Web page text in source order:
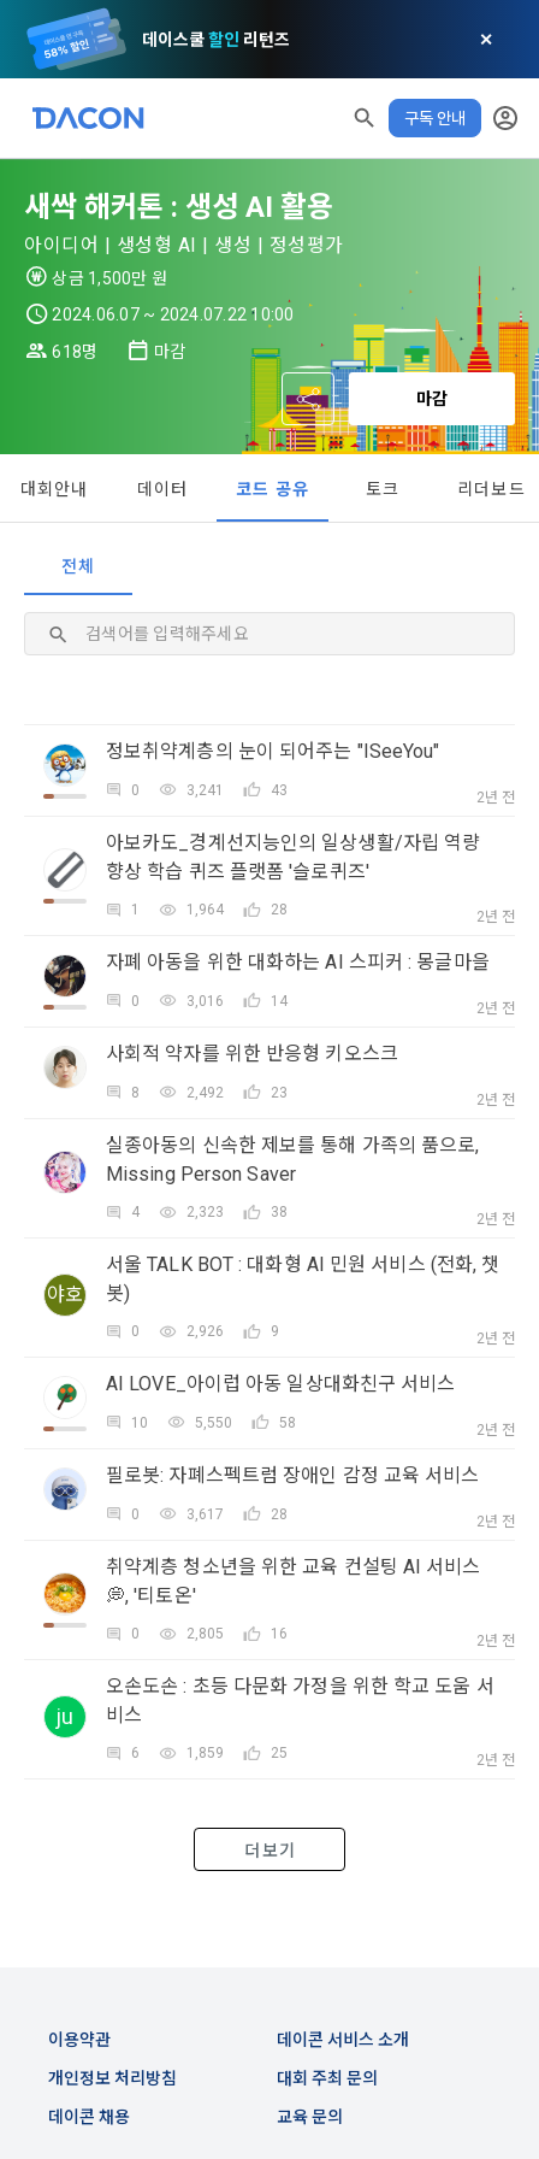
데이스쿨할인 리턴즈 ✕
구독 안내
닫기
✕ MY XP XP 안내
LEVEL 1
오늘의 XP
적립 XP 사용 XP
소셜 계정으로 로그인
구글 로그인
아직 데이콘 계정이 없나요? 회원가입
메일 인증 필요
로그인 하시려면 아래 이메일로 인증이 필요합니다. 이메일을 다
시 보내시겠습니까?
[데이콘] 회원가입 인증메일
데이콘 회원가입을 환영합니다. 메일 인증은 데이콘 회원가입
을 위한 필수 절차입니다. 아래 이메일을 인증하여 회원가입 절
차를 완료하여 주시기 바랍니다.
이용약관
제 1 조 (목적)
본 약관은 데이콘 주식회사(이하 “회사”)와 “회원” 간에 정보 서
비스를 이용하는 조건 및 절차에 관한 필요한 사항을 약속하여
규정하는 데 그 목적이 있다. “회원”은 모든 약관에 동의해야 하
며, 어떤 방식이든 본 서비스를 사용한다는 것은 “회원”이 본 약
관의 전부에 동의한다는 것을 의미하며 본 약관은 “회원”이 서비
스를 사용하는 동안 계속 유효하다. 본 약관은 저작권 분쟁 정책
여 컴퓨터 등 정보 통신 설비를 이용하여 설정한 가상의 영업장
또는 "회사"가 운영하는 아래 웹사이트를 말한다.
제공하는 모든 서비스를 말한다. 그 외 "회사"가 운영하는 사이
트를 통해 개인이 등록한 자료를 DB화하여 각각의 목적에 맞게
분류, 가공, 집계하여 정보를 제공하는 서비스를 포함한다.
의하고 "회사"와 이용 계약을 체결한 개인을 말한다.
4. “인재회원”이라 함은 “데이콘 인재풀 서비스”를 이용하기 위
하여 본인의 개인정보와 프로젝트, 코드 등을 공유한 자로서, 채
는 것에 동의한 “개인회원”을 말한다.
5. “기업회원”이라 함은 “회사”에 대회의 주최를 의뢰하거나, 채
인 또는 법인을 말한다.
6. “해커톤”이라 함은 “회사”가 “사이트”에 출제한 문제에 “개인
선정하는 제반 행위를 말한다.
7. “대회"라 함은 “기업회원”이 인력을 채용하거나 또는 솔루션
을 크라우드소싱하기 위하여 “회사"에 의뢰하는 경연대회 또는
8. “교육”이라 함은 “회사”가  제공하는 교육컨텐츠를 포함한 온
라인/오프라인 교육서비스를 말한다.
9. "아이디"라 함은 회원의 식별과 회원의 서비스 이용을 위하여
10. "비밀번호"라 함은 "회사"의 서비스를 이용하려는 사람이 아
이디를 부여받은 자와 동일인임을 확인하고 "회원"의 권익을 보
동일한 용도로 쓰이는 “사이트”에서 자동 생성된 인증코드를 말
한다.
제 3 조 (효력의 발생 및 변경)
본 약관은 온라인을 통하여 “회원”에게 공시함으로써 효력을 발
1. "회사"는 이 약관의 내용과 상호, 영업소 소재지, 대표자의 성
명, 사업자등록번호, 연락처 등을 "회원"이 알 수 있도록 초기 화
면에 게시하거나 기타의 방법으로 "회원"에게 공지해야 한다.
2. "회사"는 약관의규제등에관한법률, 전기통신기본법, 전기통
자금융거래법, 전자서명법, 소비자기본법, 개인정보보호법 등
관련법을 위배하지 않는 범위에서 이 약관을 개정할 수 있다.
적용일자 및 개정사유를 명시하여 현행 약관과 함께 “회사” 홈페
이지의 공지게시판에 그 적용일자 7일 이전부터 적용일자 전일
개인정보 처리방침
데이콘 개인정보 처리방침
데이콘은 이용자 개인정보 보호를 여러 경영요소 가운데 최
우선의 가치로 두고 있습니다. 데이콘주식회사(이하 ‘데이콘’ 또
는 ‘회사’)는 서비스 기획부터 종료까지 정보통신망 이용촉진 및
정보보호 등에 관한 법률(이하 ‘정보통신망법’), 개인정보보호법
등 국내의 개인정보 보호 법령을 철저히 준수합니다.
데이콘이 어떤 정보를 수집하고, 수집한 정보를 어떻게 사용하
며, 필요에 따라 누구와 이를 공유(‘위탁 또는 제공’)하며, 이용목
적을 달성한 정보를 언제, 어떻게 파기 하는지 등 ‘개인정보의 한
살이’와 관련한 정보를 투명하게 제공합니다.
지고 있으며, 이를 어떤 방법과 절차로 행사할 수 있는지를 알려
드립니다. 또한, 법정대리인(부모 등)이 만14세 미만 아동의 개
인정보 보호를 위해 어떤 권리를 행사할 수 있는지도 함께 안내
개인정보 침해사고가 발생하는 경우, 추가적인 피해를 예방하고
이미 발생한 피해를 복구하기 위해 누구에게 연락하여 어떤 도
움을 받을 수 있는지 알려 드립니다.
리 및 의무 관계를 규정하여 이용자의 ‘개인정보자기결정권’을
보장하는 수단이 됩니다.
2. 개인정보의 수집 및 이용목적
데이콘 주식회사(이하 “회사”)는 다음 목적을 위하여 개인정보
를 수집하고 있으며, 다음 목적 이외의 용도로는 수집한 개인정
1) 회원관리
회원제 서비스 이용에 따른 본인확인, 본인의 의사확인, 고객문
의에 대한 응답, 새로운 정보의 소개 및 고지사항 전달
산
본인인증, 채용정보 매칭 및 컨텐츠 제공을 위한 개인식별, 회원
방지와 비인가 사용방지
3) 서비스 개발 및 마케팅ㆍ광고 활용
맞춤 서비스 제공, 서비스 안내 및 이용권유, 서비스 개선 및 신
규 서비스 개발을 위한 통계 및 접속빈도 파악, 통계학적 특성에
따른 광고, 이벤트 정보 및 참여기회 제공
필수 항목 : 아이디, 비밀번호, 이름, 닉네임, 이메일
선택 항목 : 휴대폰번호, 생년월일, 국가, 직업
마케팅 정보 수신 동의
1. 광고성 정보의 이용목적
DACON이 제공하는 이용자 맞춤형 서비스 및 상품 추천, 각종
경품 행사, 이벤트, 경진대회 홍보 목적 등의 광고성 정보를 전자
서신우편, 문자(SMS 또는 카카오 알림톡), 푸시, 전화 등을 통해
동의를 거부 하시더라도 DACON에서 제공하는 서비스의 이용
에 제한이 되지 않습니다.
단, 할인, 이벤트 및 이용자 맞춤형 상품 추천 등의 마케팅 정보
안내 서비스가 제한됩니다.
개인정보보호법 제22조 제5항에 의해 선택정보 사항에 대해서
는 동의 거부 하시더라도 서비스 이용에 제한되지 않습니다.
단, 할인, 이벤트 및 이용자 맞춤형 상품 추천 등의 마케팅 정보
안내 서비스가 제한됩니다.
DACON에서 제공하는 마케팅 정보를 원하지 않을 경우 ‘홈>계
정관리 페이지의 하단 마케팅(대회 진행, 교육 등) 정보 수신 동
또한 향후 마케팅 활용에 새롭게 동의하고자 하는 경우에는 ‘홈>
계정관리 페이지의 하단 마케팅(대회 진행, 교육 등) 정보 수신
2021.05.25
새싹 해커톤 : 생성 AI 활용
아이디어 | 생성형 AI | 생성 | 정성평가
상금 1,500만 원
2024.06.07 ~ 2024.07.22 10:00
618명
마감
마감
대회안내 데이터 코드 공유 토크 리더보드
전체
정보취약계층의 눈이 되어주는 "ISeeYou"
0 3,241 43 2년 전
아보카도_경계선지능인의 일상생활/자립 역량
향상 학습 퀴즈 플랫폼 '슬로퀴즈'
1 1,964 28 2년 전
자폐 아동을 위한 대화하는 AI 스피커 : 몽글마을
0 3,016 14 2년 전
사회적 약자를 위한 반응형 키오스크
8 2,492 23 2년 전
실종아동의 신속한 제보를 통해 가족의 품으로,
Missing Person Saver
4 2,323 38 2년 전
야호
서울 TALK BOT : 대화형 AI 민원 서비스 (전화, 챗
봇)
0 2,926 9 2년 전
AI LOVE_아이럽 아동 일상대화친구 서비스
10 5,550 58 2년 전
필로봇: 자폐스펙트럼 장애인 감정 교육 서비스
0 3,617 28 2년 전
취약계층 청소년을 위한 교육 컨설팅 AI 서비스
💭, '티토온'
0 2,805 16 2년 전
ju
오손도손 : 초등 다문화 가정을 위한 학교 도움 서
비스
6 1,859 25 2년 전
더보기
이용약관
개인정보 처리방침
대회 주최 문의
교육 문의
데이콘 서비스 소개
데이콘 채용